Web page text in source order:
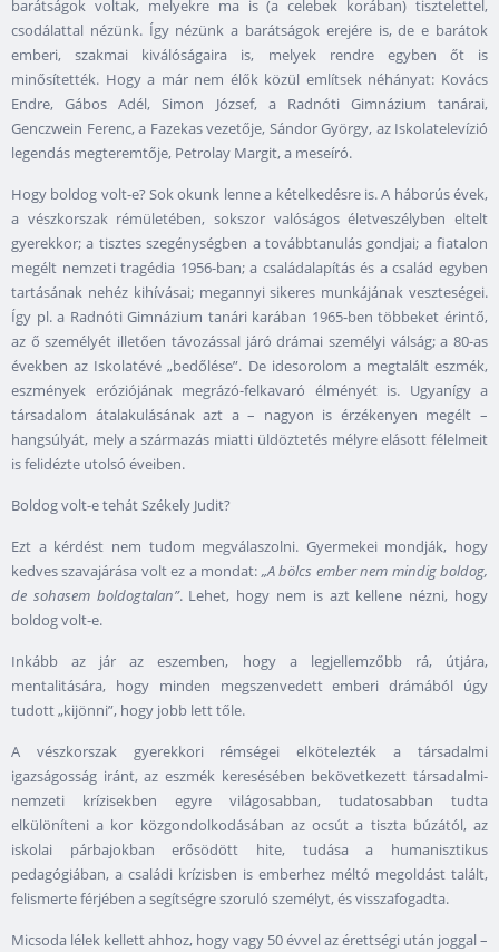
barátságok voltak, melyekre ma is (a celebek korában) tisztelettel,
csodálattal nézünk. Így nézünk a barátságok erejére is, de e barátok
emberi, szakmai kiválóságaira is, melyek rendre egyben őt is
minősítették. Hogy a már nem élők közül említsek néhányat: Kovács
Endre, Gábos Adél, Simon József, a Radnóti Gimnázium tanárai,
Genczwein Ferenc, a Fazekas vezetője, Sándor György, az Iskolatelevízió
legendás megteremtője, Petrolay Margit, a meseíró.
Hogy boldog volt-e? Sok okunk lenne a kételkedésre is. A háborús évek,
a vészkorszak rémületében, sokszor valóságos életveszélyben eltelt
gyerekkor; a tisztes szegénységben a továbbtanulás gondjai; a fiatalon
megélt nemzeti tragédia 1956-ban; a családalapítás és a család egyben
tartásának nehéz kihívásai; megannyi sikeres munkájának veszteségei.
Így pl. a Radnóti Gimnázium tanári karában 1965-ben többeket érintő,
az ő személyét illetően távozással járó drámai személyi válság; a 80-as
években az Iskolatévé „bedőlése”. De idesorolom a megtalált eszmék,
eszmények eróziójának megrázó-felkavaró élményét is. Ugyanígy a
társadalom átalakulásának azt a – nagyon is érzékenyen megélt –
hangsúlyát, mely a származás miatti üldöztetés mélyre elásott félelmeit
is felidézte utolsó éveiben.
Boldog volt-e tehát Székely Judit?
Ezt a kérdést nem tudom megválaszolni. Gyermekei mondják, hogy
kedves szavajárása volt ez a mondat: „A bölcs ember nem mindig boldog,
de sohasem boldogtalan”. Lehet, hogy nem is azt kellene nézni, hogy
boldog volt-e.
Inkább az jár az eszemben, hogy a legjellemzőbb rá, útjára,
mentalitására, hogy minden megszenvedett emberi drámából úgy
tudott „kijönni”, hogy jobb lett tőle.
A vészkorszak gyerekkori rémségei elkötelezték a társadalmi
igazságosság iránt, az eszmék keresésében bekövetkezett társadalmi-
nemzeti krízisekben egyre világosabban, tudatosabban tudta
elkülöníteni a kor közgondolkodásában az ocsút a tiszta búzától, az
iskolai párbajokban erősödött hite, tudása a humanisztikus
pedagógiában, a családi krízisben is emberhez méltó megoldást talált,
felismerte férjében a segítségre szoruló személyt, és visszafogadta.
Micsoda lélek kellett ahhoz, hogy vagy 50 évvel az érettségi után joggal –